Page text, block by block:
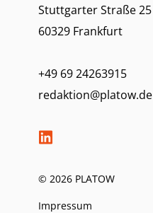
Stuttgarter Straße 25
60329 Frankfurt
+49 69 24263915
redaktion@platow.de
© 2026 PLATOW
Impressum